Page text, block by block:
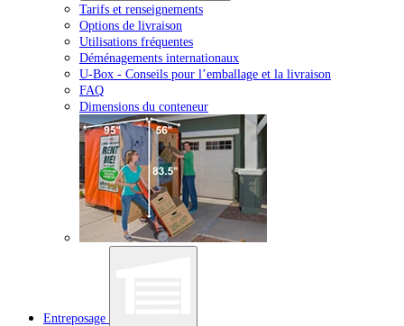
Tarifs et renseignements
Options de livraison
Utilisations fréquentes
Déménagements internationaux
U-Box - Conseils pour l’emballage et la livraison
FAQ
Dimensions du conteneur
Entreposage